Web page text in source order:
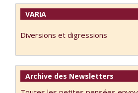
VARIA
Diversions et digressions
Archive des Newsletters